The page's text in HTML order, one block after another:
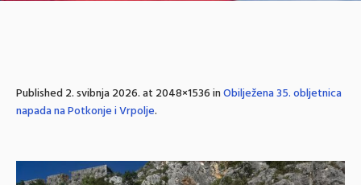
Published2. svibnja 2026.at 2048×1536 inObilježena 35. obljetnica
napada na Potkonje i Vrpolje.